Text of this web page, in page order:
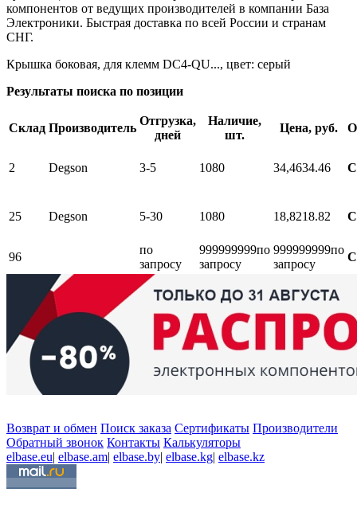
компонентов от ведущих производителей в компании База
Электроники. Быстрая доставка по всей России и странам
СНГ.
Крышка боковая, для клемм DC4-QU..., цвет: серый
Результаты поиска по позиции
Склад Производитель
Отгрузка,
дней
Наличие,
шт.
Цена, руб.
2 Degson 3-5 1080 34,4634.46
25 Degson 5-30 1080 18,8218.82
96
по
запросу
999999999по
запросу
999999999по
запросу
Возврат и обмен Поиск заказа Сертификаты Производители
Обратный звонок Контакты Калькуляторы
elbase.eu| elbase.am| elbase.by| elbase.kg| elbase.kz